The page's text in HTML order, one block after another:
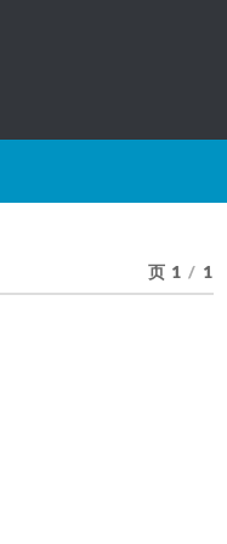
页 1 / 1